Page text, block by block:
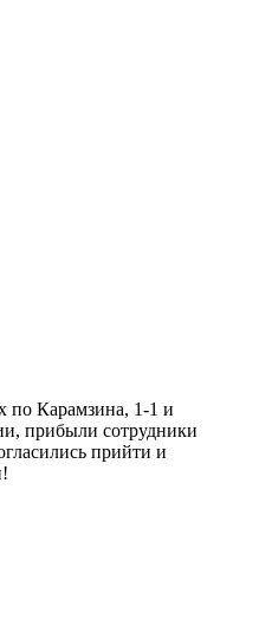
по Карамзина, 1-1 и
прибыли сотрудники
прийти и